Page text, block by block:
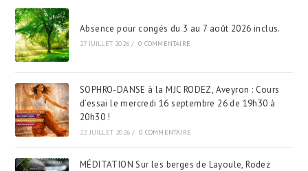
Absence pour congés du 3 au 7 août 2026 inclus.
27 JUILLET 2026 / 0 COMMENTAIRE
SOPHRO-DANSE à la MJC RODEZ, Aveyron : Cours
d’essai le mercredi 16 septembre 26 de 19h30 à
20h30 !
22 JUILLET 2026 / 0 COMMENTAIRE
MÉDITATION Sur les berges de Layoule, Rodez